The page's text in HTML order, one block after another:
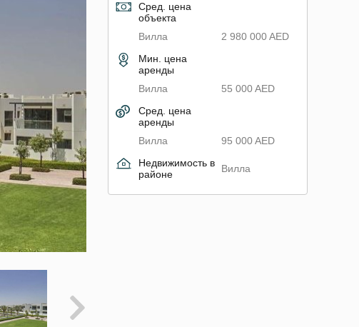
Сред. цена
объекта
Вилла
2 980 000 AED
Мин. цена
аренды
Вилла
55 000 AED
Сред. цена
аренды
Вилла
95 000 AED
Недвижимость в
районе
Вилла